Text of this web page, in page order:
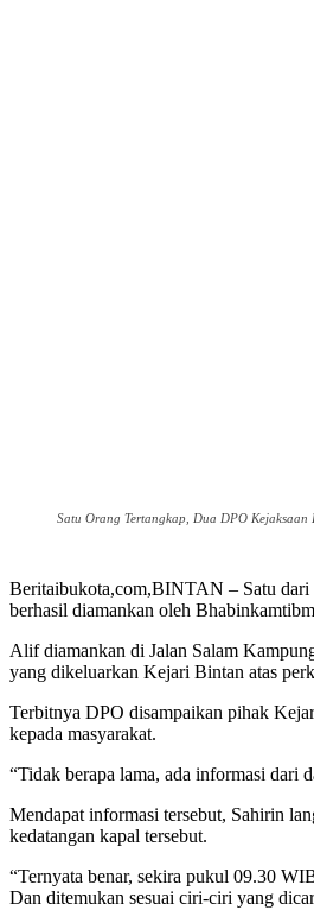
Satu Orang Tertangkap, Dua DPO
Beritaibukota,com,BINTAN – Satu dari
berhasil diamankan oleh
Alif diamankan di Jalan Salam
yang dikeluarkan Kejari Bintan atas
Terbitnya DPO disampaikan pihak
kepada masyarakat.
“Tidak berapa lama, ada informasi dari
Mendapat informasi tersebut, Sahirin
kedatangan kapal tersebut.
“Ternyata benar, sekira pukul 09.30
Dan ditemukan sesuai ciri-ciri yang